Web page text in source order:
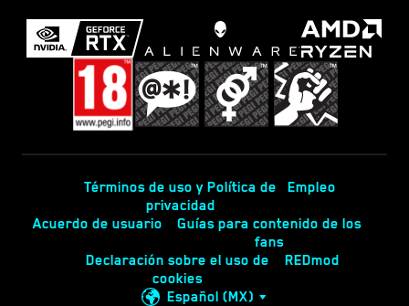
Términos de uso y Política de
privacidad
Empleo
Acuerdo de usuario
Guías para contenido de los
fans
Declaración sobre el uso de
cookies
REDmod
Español (MX)